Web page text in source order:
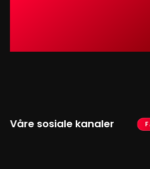
Våre sosiale kanaler